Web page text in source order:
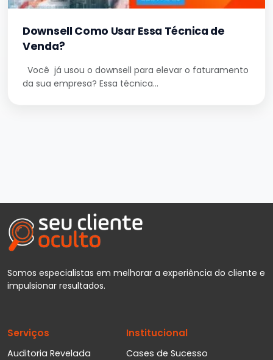
Downsell Como Usar Essa Técnica de
Venda?
Você já usou o downsell para elevar o faturamento
da sua empresa? Essa técnica…
Somos especialistas em melhorar a experiência do cliente e
impulsionar resultados.
Serviços
Auditoria Revelada
Institucional
Cases de Sucesso